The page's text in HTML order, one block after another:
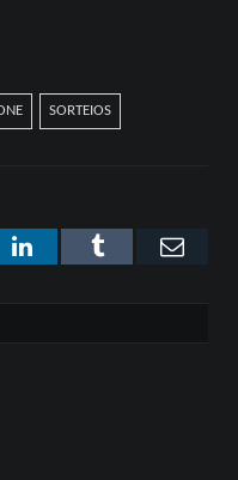
SORTEIOS
LinkedInTumblr